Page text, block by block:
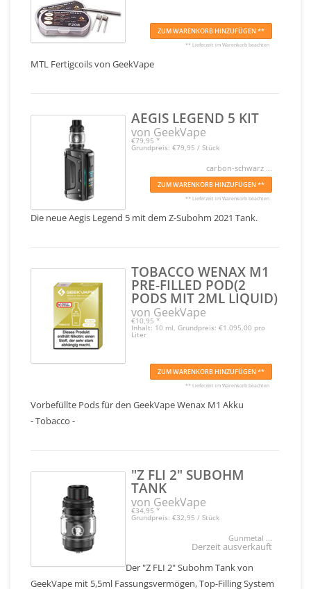
ZUM WARENKORB HINZUFÜGEN **
** Lieferzeit im Warenkorb beachten
MTL Fertigcoils von GeekVape
AEGIS LEGEND 5 KIT
von GeekVape
€79,95 *
Grundpreis: €79,95 / Stück
carbon-schwarz ...
ZUM WARENKORB HINZUFÜGEN **
** Lieferzeit im Warenkorb beachten
Die neue Aegis Legend 5 mit dem Z-Subohm 2021 Tank.
TOBACCO WENAX M1
PRE-FILLED POD(2
PODS MIT 2ML LIQUID)
von GeekVape
€10,95 *
Inhalt: 10 ml, Grundpreis: €1.095,00 pro
Liter
ZUM WARENKORB HINZUFÜGEN **
** Lieferzeit im Warenkorb beachten
Vorbefüllte Pods für den GeekVape Wenax M1 Akku
- Tobacco -
"Z FLI 2" SUBOHM
TANK
von GeekVape
€34,95 *
Grundpreis: €32,95 / Stück
Gunmetal ...
Derzeit ausverkauft
Der "Z FLI 2" Subohm Tank von
GeekVape mit 5,5ml Fassungsvermögen, Top-Filling System